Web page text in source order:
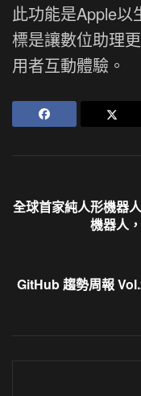
此功能是Apple以
標是讓數位助理
用者互動體驗。
全球首家純人形機器
機器人
GitHub 趨勢周報